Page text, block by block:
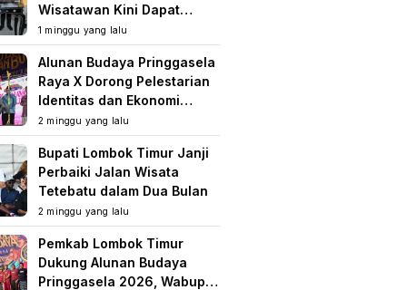
Wisatawan Kini Dapat
Perlindungan Asuransi di
Destinasi Wisata
1 minggu yang lalu
Alunan Budaya Pringgasela
Raya X Dorong Pelestarian
Identitas dan Ekonomi
Masyarakat
2 minggu yang lalu
Bupati Lombok Timur Janji
Perbaiki Jalan Wisata
Tetebatu dalam Dua Bulan
2 minggu yang lalu
Pemkab Lombok Timur
Dukung Alunan Budaya
Pringgasela 2026, Wabup: